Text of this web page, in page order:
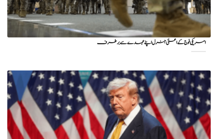
امریکی فوج کے اعلیٰ جنرل اپنے عہدے سے برطرف